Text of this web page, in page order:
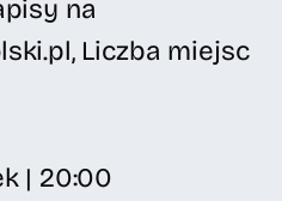
na
Liczba miejsc
| 20:00